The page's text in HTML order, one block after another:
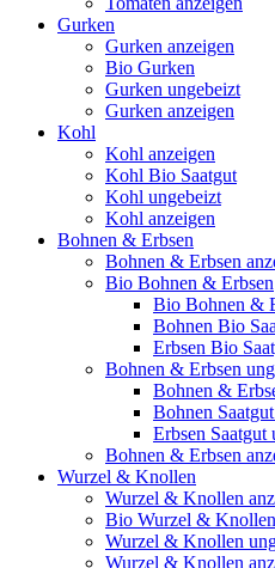
Gurken
Gurken anzeigen
Bio Gurken
Gurken ungebeizt
Gurken anzeigen
Kohl
Kohl anzeigen
Kohl Bio Saatgut
Kohl ungebeizt
Kohl anzeigen
Bohnen & Erbsen
Bohnen & Erbsen
Bio Bohnen & Erbsen
Bio Bohnen &
Bohnen Bio
Erbsen Bio
Bohnen & Erbsen
Bohnen &
Bohnen
Erbsen Saatgut
Bohnen & Erbsen
Wurzel & Knollen
Wurzel & Knollen
Bio Wurzel & Knollen
Wurzel & Knollen
Wurzel & Knollen